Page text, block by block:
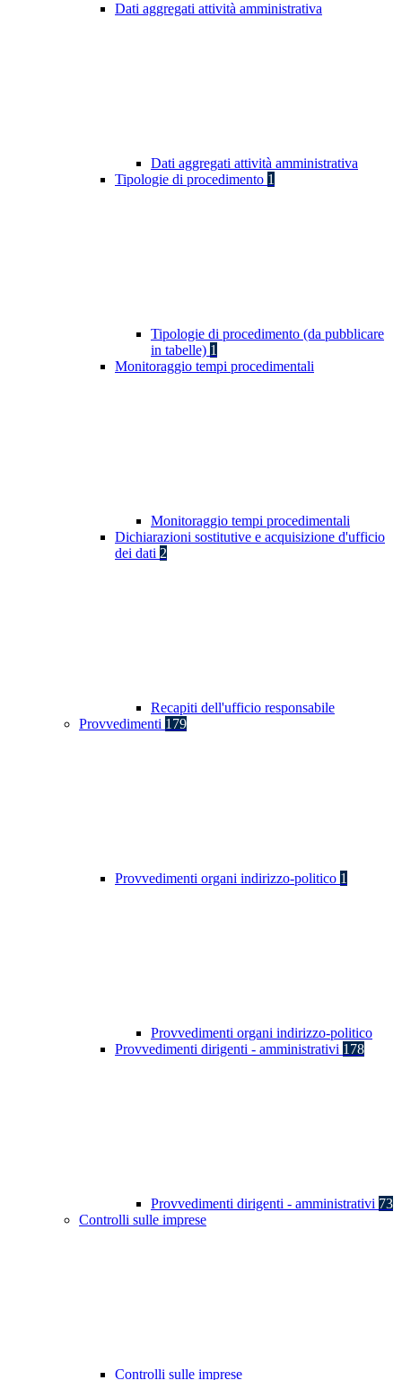
Dati aggregati attività amministrativa
Dati aggregati attività amministrativa
Tipologie di procedimento 1
Tipologie di procedimento (da pubblicare
in tabelle) 1
Monitoraggio tempi procedimentali
Monitoraggio tempi procedimentali
Dichiarazioni sostitutive e acquisizione d'ufficio
dei dati 2
Recapiti dell'ufficio responsabile
Provvedimenti 179
Provvedimenti organi indirizzo-politico 1
Provvedimenti organi indirizzo-politico
Provvedimenti dirigenti - amministrativi 178
Provvedimenti dirigenti - amministrativi 73
Controlli sulle imprese
Controlli sulle imprese